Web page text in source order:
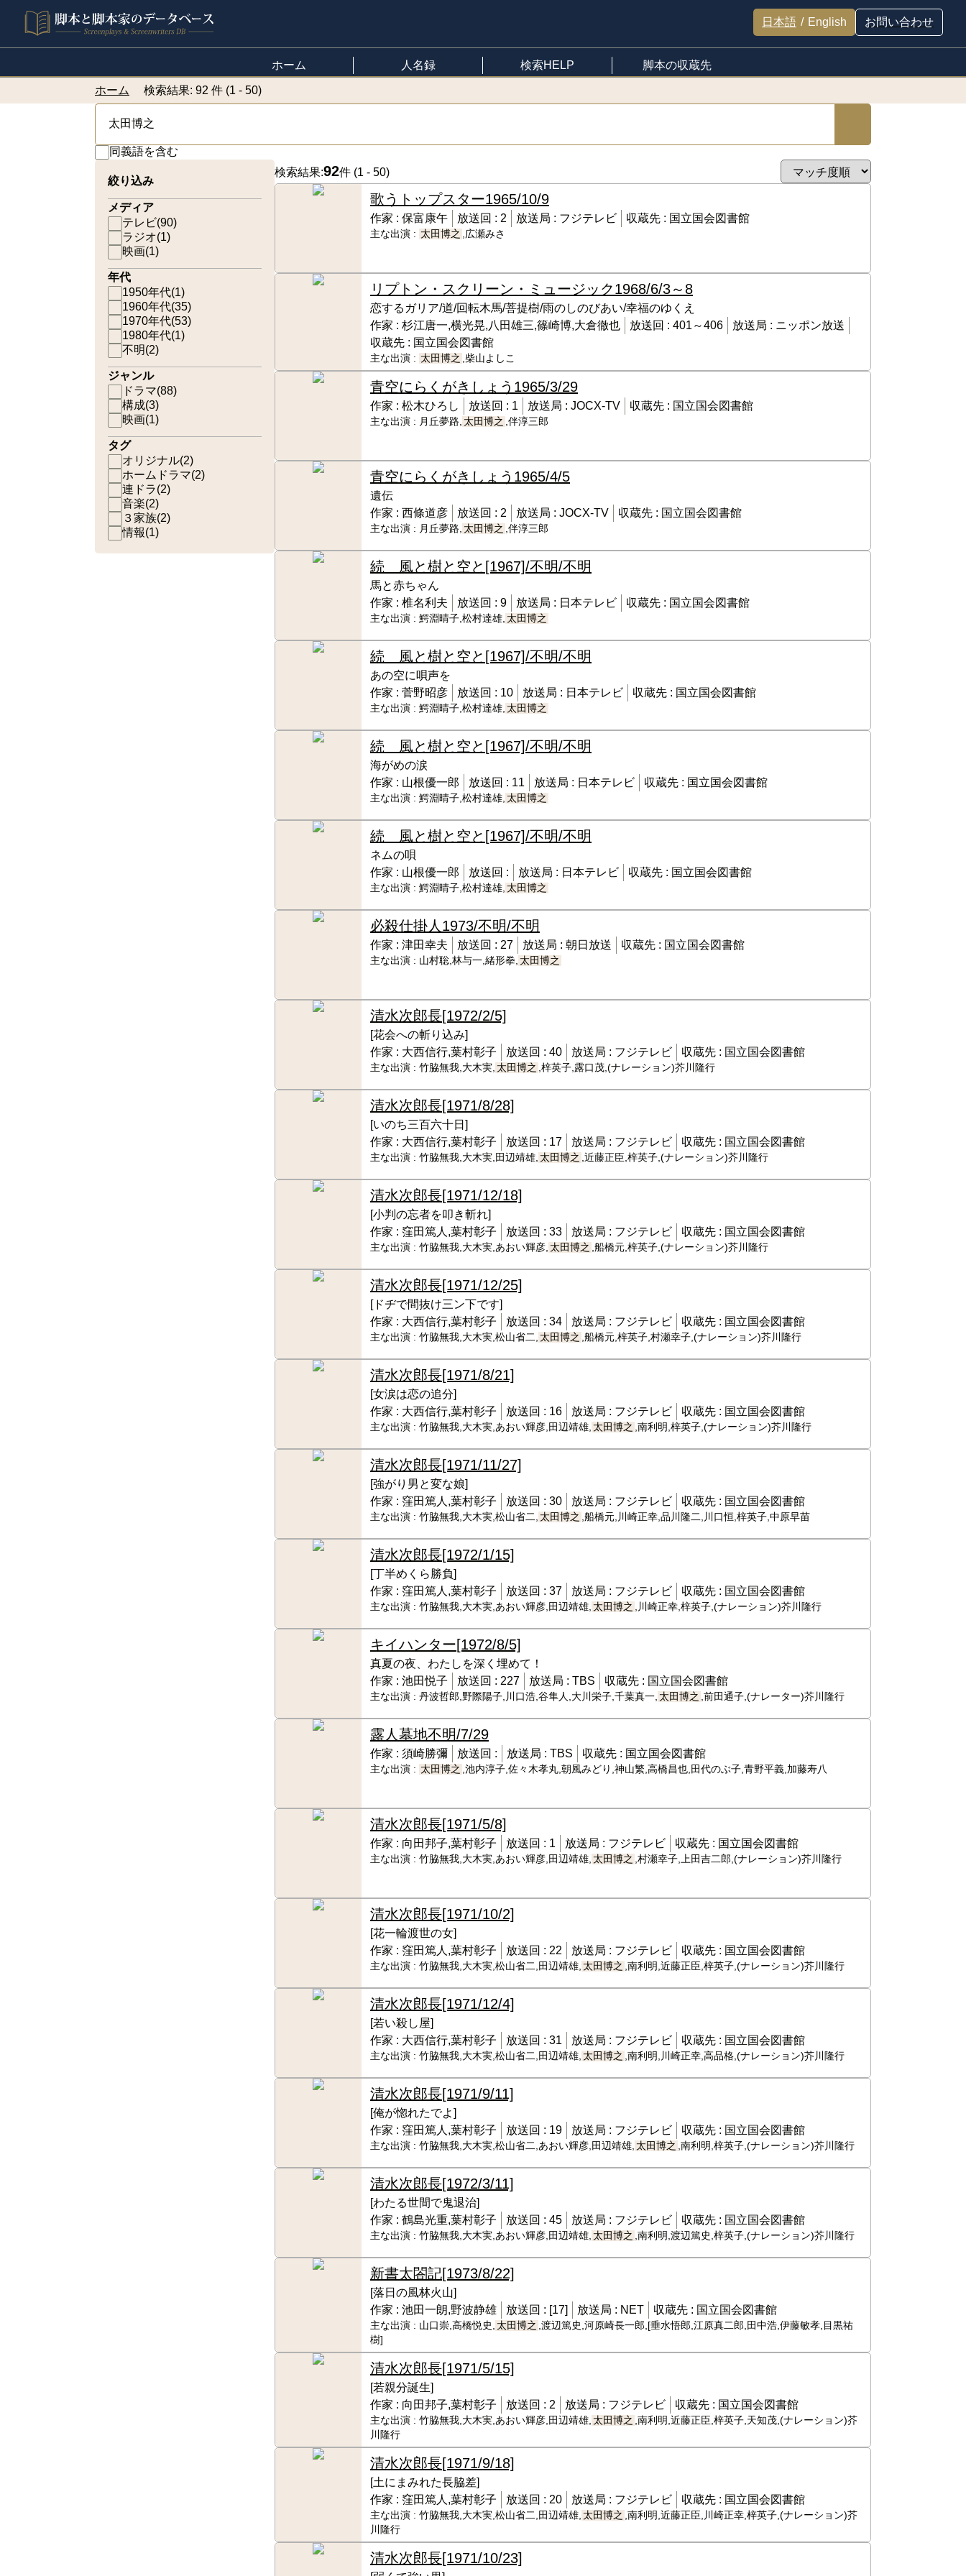
日本語 / English お問い合わせ
ホーム 人名録 検索HELP 脚本の収蔵先
ホーム 検索結果: 92 件 (1 - 50)
同義語を含む
絞り込み
メディア
テレビ(90)
ラジオ(1)
映画(1)
年代
1950年代(1)
1960年代(35)
1970年代(53)
1980年代(1)
不明(2)
ジャンル
ドラマ(88)
構成(3)
映画(1)
タグ
オリジナル(2)
ホームドラマ(2)
連ドラ(2)
音楽(2)
３家族(2)
情報(1)
検索結果:92件 (1 - 50)
歌うトップスター1965/10/9
作家 : 保富康午 放送回 : 2 放送局 : フジテレビ 収蔵先 : 国立国会図書館
主な出演 : 太田博之 ,広瀬みさ
リプトン・スクリーン・ミュージック1968/6/3～8
恋するガリア/道/回転木馬/菩提樹/雨のしのびあい/幸福のゆくえ
作家 : 杉江唐一,横光晃,八田雄三,篠崎博,大倉徹也 放送回 : 401～406 放送局 : ニッポン放送
収蔵先 : 国立国会図書館
主な出演 : 太田博之 ,柴山よしこ
青空にらくがきしょう 1965/3/29
作家 : 松木ひろし 放送回 : 1 放送局 : JOCX-TV 収蔵先 : 国立国会図書館
主な出演 : 月丘夢路, 太田博之 ,伴淳三郎
青空にらくがきしょう 1965/4/5
遺伝
作家 : 西條道彦 放送回 : 2 放送局 : JOCX-TV 収蔵先 : 国立国会図書館
主な出演 : 月丘夢路, 太田博之 ,伴淳三郎
続 風と樹と空と [1967]/不明/不明
馬と赤ちゃん
作家 : 椎名利夫 放送回 : 9 放送局 : 日本テレビ 収蔵先 : 国立国会図書館
主な出演 : 鰐淵晴子,松村達雄, 太田博之
続 風と樹と空と [1967]/不明/不明
あの空に唄声を
作家 : 菅野昭彦 放送回 : 10 放送局 : 日本テレビ 収蔵先 : 国立国会図書館
主な出演 : 鰐淵晴子,松村達雄, 太田博之
続 風と樹と空と [1967]/不明/不明
海がめの涙
作家 : 山根優一郎 放送回 : 11 放送局 : 日本テレビ 収蔵先 : 国立国会図書館
主な出演 : 鰐淵晴子,松村達雄, 太田博之
続 風と樹と空と [1967]/不明/不明
ネムの唄
作家 : 山根優一郎 放送回 : 放送局 : 日本テレビ 収蔵先 : 国立国会図書館
主な出演 : 鰐淵晴子,松村達雄, 太田博之
必殺仕掛人 1973/不明/不明
作家 : 津田幸夫 放送回 : 27 放送局 : 朝日放送 収蔵先 : 国立国会図書館
主な出演 : 山村聡,林与一,緒形拳, 太田博之
清水次郎長[1972/2/5]
[花会への斬り込み]
作家 : 大西信行,葉村彰子 放送回 : 40 放送局 : フジテレビ 収蔵先 : 国立国会図書館
主な出演 : 竹脇無我,大木実, 太田博之 ,梓英子,露口茂,(ナレーション)芥川隆行
清水次郎長[1971/8/28]
[いのち三百六十日]
作家 : 大西信行,葉村彰子 放送回 : 17 放送局 : フジテレビ 収蔵先 : 国立国会図書館
主な出演 : 竹脇無我,大木実,田辺靖雄, 太田博之 ,近藤正臣,梓英子,(ナレーション)芥川隆行
清水次郎長[1971/12/18]
[小判の忘者を叩き斬れ]
作家 : 窪田篤人,葉村彰子 放送回 : 33 放送局 : フジテレビ 収蔵先 : 国立国会図書館
主な出演 : 竹脇無我,大木実,あおい輝彦, 太田博之 ,船橋元,梓英子,(ナレーション)芥川隆行
清水次郎長[1971/12/25]
[ドヂで間抜け三ン下です]
作家 : 大西信行,葉村彰子 放送回 : 34 放送局 : フジテレビ 収蔵先 : 国立国会図書館
主な出演 : 竹脇無我,大木実,松山省二, 太田博之 ,船橋元,梓英子,村瀬幸子,(ナレーション)芥川隆行
清水次郎長[1971/8/21]
[女涙は恋の追分]
作家 : 大西信行,葉村彰子 放送回 : 16 放送局 : フジテレビ 収蔵先 : 国立国会図書館
主な出演 : 竹脇無我,大木実,あおい輝彦,田辺靖雄, 太田博之 ,南利明,梓英子,(ナレーション)芥川隆行
清水次郎長[1971/11/27]
[強がり男と変な娘]
作家 : 窪田篤人,葉村彰子 放送回 : 30 放送局 : フジテレビ 収蔵先 : 国立国会図書館
主な出演 : 竹脇無我,大木実,松山省二, 太田博之 ,船橋元,川崎正幸,品川隆二,川口恒,梓英子,中原早苗
清水次郎長[1972/1/15]
[丁半めくら勝負]
作家 : 窪田篤人,葉村彰子 放送回 : 37 放送局 : フジテレビ 収蔵先 : 国立国会図書館
主な出演 : 竹脇無我,大木実,あおい輝彦,田辺靖雄, 太田博之 ,川崎正幸,梓英子,(ナレーション)芥川隆行
キイハンター[1972/8/5]
真夏の夜、わたしを深く埋めて！
作家 : 池田悦子 放送回 : 227 放送局 : TBS 収蔵先 : 国立国会図書館
主な出演 : 丹波哲郎,野際陽子,川口浩,谷隼人,大川栄子,千葉真一, 太田博之 ,前田通子,(ナレーター)芥川隆行
露人墓地不明/7/29
作家 : 須崎勝彌 放送回 : 放送局 : TBS 収蔵先 : 国立国会図書館
主な出演 : 太田博之 ,池内淳子,佐々木孝丸,朝風みどり,神山繁,高橋昌也,田代のぶ子,青野平義,加藤寿八
清水次郎長[1971/5/8]
作家 : 向田邦子,葉村彰子 放送回 : 1 放送局 : フジテレビ 収蔵先 : 国立国会図書館
主な出演 : 竹脇無我,大木実,あおい輝彦,田辺靖雄, 太田博之 ,村瀬幸子,上田吉二郎,(ナレーション)芥川隆行
清水次郎長[1971/10/2]
[花一輪渡世の女]
作家 : 窪田篤人,葉村彰子 放送回 : 22 放送局 : フジテレビ 収蔵先 : 国立国会図書館
主な出演 : 竹脇無我,大木実,松山省二,田辺靖雄, 太田博之 ,南利明,近藤正臣,梓英子,(ナレーション)芥川隆行
清水次郎長[1971/12/4]
[若い殺し屋]
作家 : 大西信行,葉村彰子 放送回 : 31 放送局 : フジテレビ 収蔵先 : 国立国会図書館
主な出演 : 竹脇無我,大木実,松山省二,田辺靖雄, 太田博之 ,南利明,川崎正幸,高品格,(ナレーション)芥川隆行
清水次郎長[1971/9/11]
[俺が惚れたでよ]
作家 : 窪田篤人,葉村彰子 放送回 : 19 放送局 : フジテレビ 収蔵先 : 国立国会図書館
主な出演 : 竹脇無我,大木実,松山省二,あおい輝彦,田辺靖雄, 太田博之 ,南利明,梓英子,(ナレーション)芥川隆行
清水次郎長[1972/3/11]
[わたる世間で鬼退治]
作家 : 鶴島光重,葉村彰子 放送回 : 45 放送局 : フジテレビ 収蔵先 : 国立国会図書館
主な出演 : 竹脇無我,大木実,あおい輝彦,田辺靖雄, 太田博之 ,南利明,渡辺篤史,梓英子,(ナレーション)芥川隆行
新書太閤記[1973/8/22]
[落日の風林火山]
作家 : 池田一朗,野波静雄 放送回 : [17] 放送局 : NET 収蔵先 : 国立国会図書館
主な出演 : 山口崇,高橋悦史, 太田博之 ,渡辺篤史,河原崎長一郎,[垂水悟郎,江原真二郎,田中浩,伊藤敏孝,目黒祐
樹]
清水次郎長[1971/5/15]
[若親分誕生]
作家 : 向田邦子,葉村彰子 放送回 : 2 放送局 : フジテレビ 収蔵先 : 国立国会図書館
主な出演 : 竹脇無我,大木実,あおい輝彦,田辺靖雄, 太田博之 ,南利明,近藤正臣,梓英子,天知茂,(ナレーション)芥
川隆行
清水次郎長[1971/9/18]
[土にまみれた長脇差]
作家 : 窪田篤人,葉村彰子 放送回 : 20 放送局 : フジテレビ 収蔵先 : 国立国会図書館
主な出演 : 竹脇無我,大木実,松山省二,田辺靖雄, 太田博之 ,南利明,近藤正臣,川崎正幸,梓英子,(ナレーション)芥
川隆行
清水次郎長[1971/10/23]